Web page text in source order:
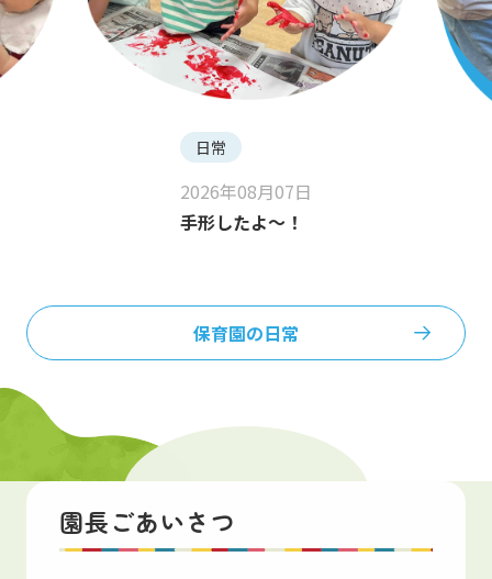
日常
2026年08月07日
手形したよ〜！
保育園の日常
保育園紹介
Introduction
園長ごあいさつ